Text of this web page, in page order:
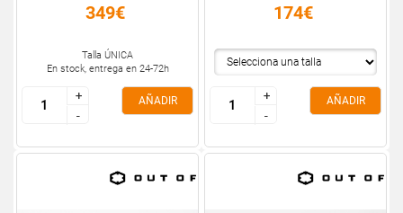
349€
Talla ÚNICA
En stock, entrega en 24-72h
+
-
+
-
AÑADIR
174€
+
-
+
-
AÑADIR